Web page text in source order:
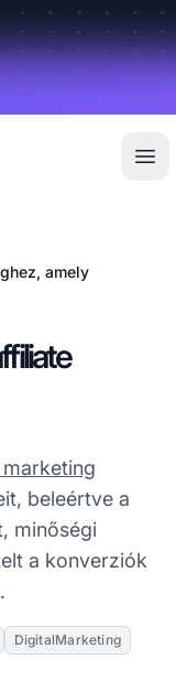
amely
beleértve a
minőségi
a konverziók
DigitalMarketing